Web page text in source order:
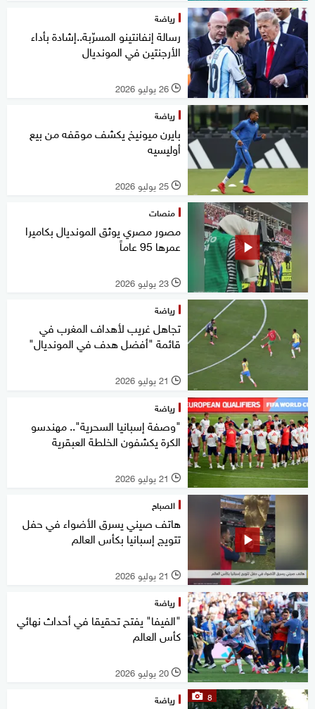
رياضة
رسالة إنفانتينو المسرّبة..إشادة بأداء
الأرجنتين في المونديال
l 26 يوليو 2026
رياضة
بايرن ميونيخ يكشف موقفه من بيع
أوليسيه
l 25 يوليو 2026
منصات
مصور مصري يوثق المونديال بكاميرا
عمرها 95 عاماً
l 23 يوليو 2026
رياضة
تجاهل غريب لأهداف المغرب في
قائمة "أفضل هدف في المونديال"
l 21 يوليو 2026
رياضة
"وصفة إسبانيا السحرية".. مهندسو
الكرة يكشفون الخلطة العبقرية
l 21 يوليو 2026
الصباح
هاتف صيني يسرق الأضواء في حفل
تتويج إسبانيا بكأس العالم
l 21 يوليو 2026
رياضة
"الفيفا" يفتح تحقيقا في أحداث نهائي
كأس العالم
l 20 يوليو 2026
8 رياضة